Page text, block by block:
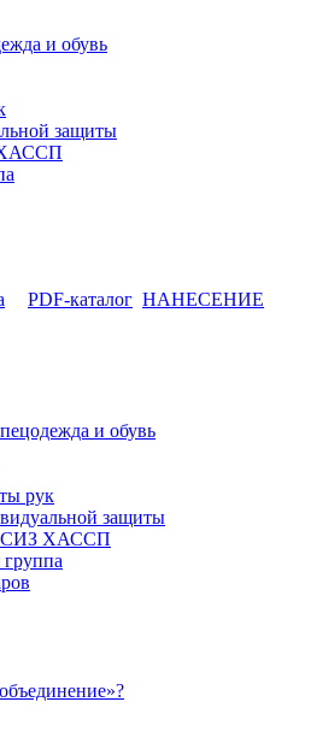
и обувь
защиты
ХАССП
PDF-каталог НАНЕСЕНИЕ
и обувь
рук
защиты
СИЗ ХАССП
группа